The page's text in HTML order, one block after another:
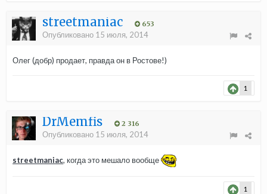
streetmaniac 653
Опубликовано 15 июля, 2014
Олег (добр) продает, правда он в Ростове!)
1
DrMemfis 2 316
Опубликовано 15 июля, 2014
streetmaniac, когда это мешало вообще
1